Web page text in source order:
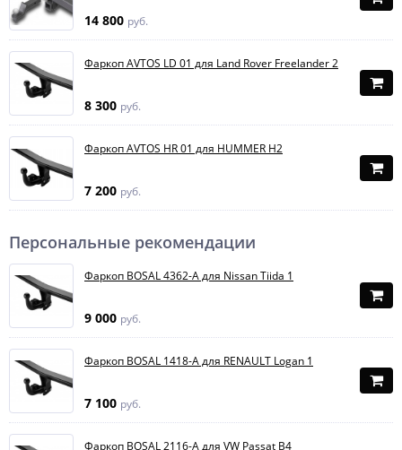
14 800 руб.
Фаркоп AVTOS LD 01 для Land Rover Freelander 2
8 300 руб.
Фаркоп AVTOS HR 01 для HUMMER H2
7 200 руб.
Персональные рекомендации
Фаркоп BOSAL 4362-A для Nissan Tiida 1
9 000 руб.
Фаркоп BOSAL 1418-A для RENAULT Logan 1
7 100 руб.
Фаркоп BOSAL 2116-A для VW Passat B4